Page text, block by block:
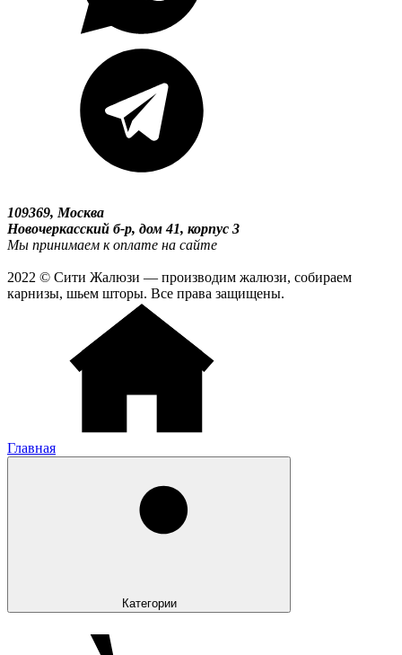
109369, Москва
Новочеркасский б-р, дом 41, корпус 3
Мы принимаем к оплате на сайте
2022 © Сити Жалюзи — производим жалюзи, собираем
карнизы, шьем шторы. Все права защищены.
Главная
Категории